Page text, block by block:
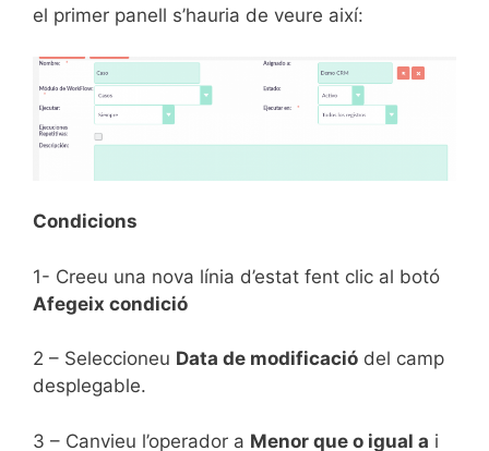
el primer panell s’hauria de veure així:
Condicions
1- Creeu una nova línia d’estat fent clic al botó
Afegeix condició
2 – Seleccioneu Data de modificació del camp
desplegable.
3 – Canvieu l’operador a Menor que o igual a i